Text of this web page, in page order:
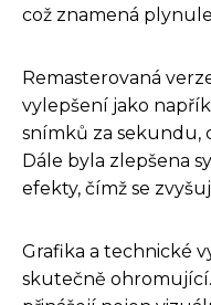
což znamená
Remasterovaná
vylepšení jako
snímků za sekundu,
Dále byla zlepšena
efekty, čímž se
Grafika a technické
skutečně